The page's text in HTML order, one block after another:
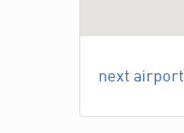
next airport